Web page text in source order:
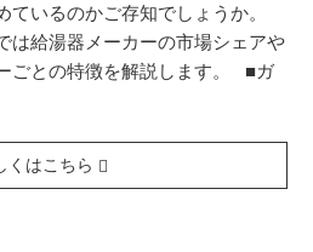
ているのかご存知でしょうか。
は給湯器メーカーの市場シェアや
ごとの特徴を解説します。 ■ガ
くはこちら